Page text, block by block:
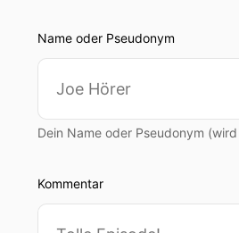
00:01:19: Immer wenn
00:01:25: Ist ja euer
Name oder Pseudonym
Dein Name oder Pseudonym
Kommentar